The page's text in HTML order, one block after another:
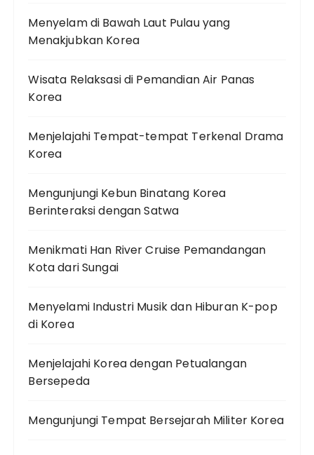
Menyelam di Bawah Laut Pulau yang
Menakjubkan Korea
Wisata Relaksasi di Pemandian Air Panas
Korea
Menjelajahi Tempat-tempat Terkenal Drama
Korea
Mengunjungi Kebun Binatang Korea
Berinteraksi dengan Satwa
Menikmati Han River Cruise Pemandangan
Kota dari Sungai
Menyelami Industri Musik dan Hiburan K-pop
di Korea
Menjelajahi Korea dengan Petualangan
Bersepeda
Mengunjungi Tempat Bersejarah Militer Korea